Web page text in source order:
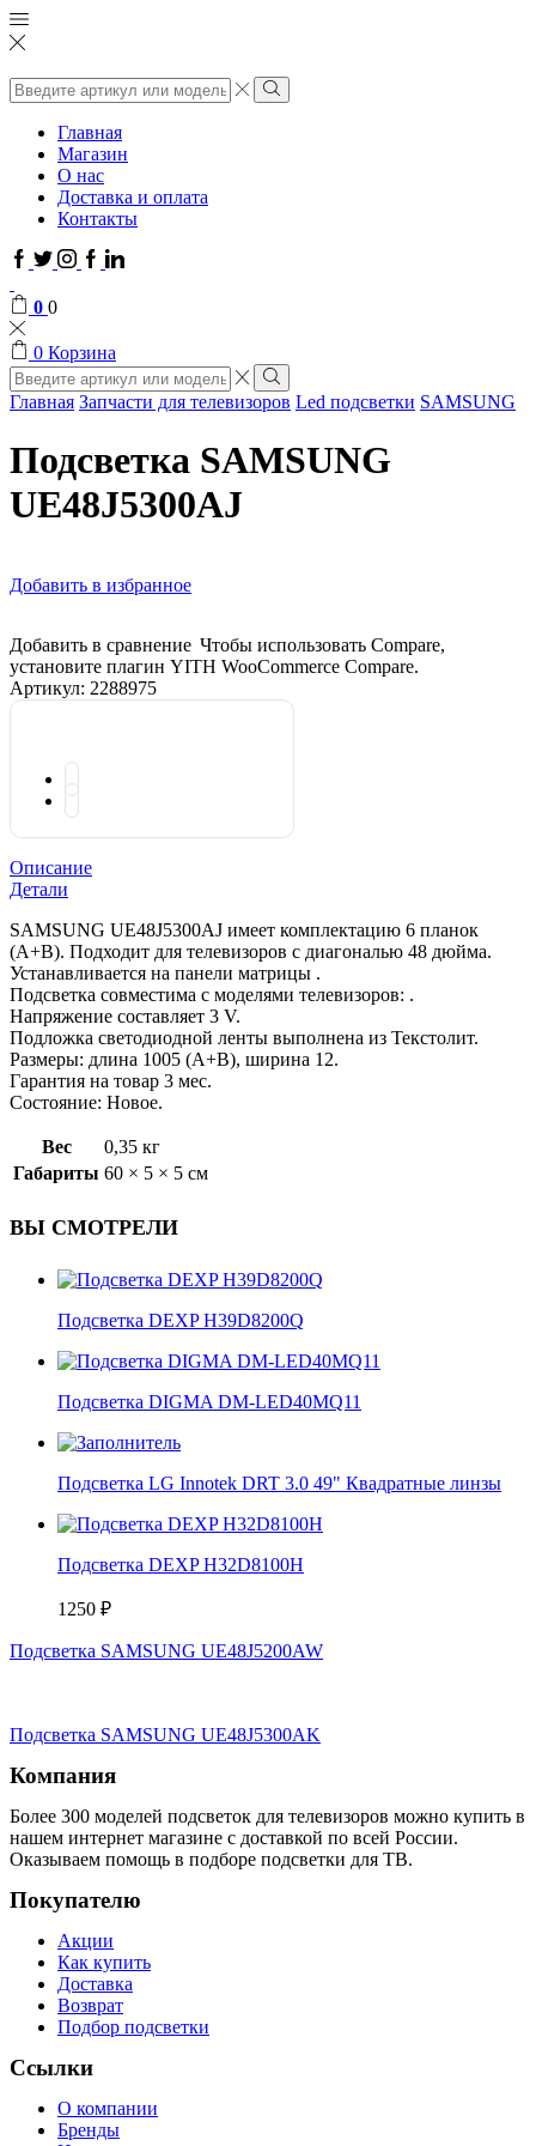
Поиск
ввода
Поиск
Главная
Магазин
О нас
Доставка и оплата
Контакты
Facebook
TwitterInstagram
GoogleLinkedin
0 0
0 Корзина
Поиск
ввода
Поиск
Главная Запчасти для телевизоров Led подсветки SAMSUNG
Подсветка SAMSUNG
UE48J5300AJ
Добавить в избранное
Добавить в сравнение Чтобы использовать Compare,
установите плагин YITH WooCommerce Compare.
Артикул: 2288975
Описание
Детали
SAMSUNG UE48J5300AJ имеет комплектацию 6 планок
(A+B). Подходит для телевизоров с диагональю 48 дюйма.
Устанавливается на панели матрицы .
Подсветка совместима с моделями телевизоров: .
Напряжение составляет 3 V.
Подложка светодиодной ленты выполнена из Текстолит.
Размеры: длина 1005 (A+B), ширина 12.
Гарантия на товар 3 мес.
Состояние: Новое.
Вес
0,35 кг
Габариты 60 × 5 × 5 см
ВЫ СМОТРЕЛИ
Подсветка DEXP H39D8200Q
Подсветка DIGMA DM-LED40MQ11
Подсветка LG Innotek DRT 3.0 49" Квадратные линзы
Подсветка DEXP H32D8100H
1250 ₽
Подсветка SAMSUNG UE48J5200AW
Подсветка SAMSUNG UE48J5300AK
Компания
Более 300 моделей подсветок для телевизоров можно купить в
нашем интернет магазине с доставкой по всей России.
Оказываем помощь в подборе подсветки для ТВ.
Покупателю
Акции
Как купить
Доставка
Возврат
Подбор подсветки
Ссылки
О компании
Бренды